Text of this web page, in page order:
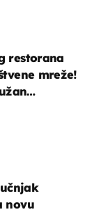
novu
restorana
mreže!